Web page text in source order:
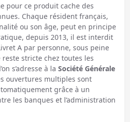
pour ce produit cache des
Chaque résident français,
ou son âge, peut en principe
depuis 2013, il est interdit
A par personne, sous peine
stricte chez toutes les
s’adresse à la Société Générale
ouvertures multiples sont
grâce à un
les banques et l’administration